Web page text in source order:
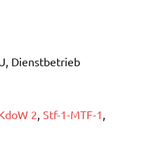
Dienstbetrieb
2 Stf-1-MTF-1